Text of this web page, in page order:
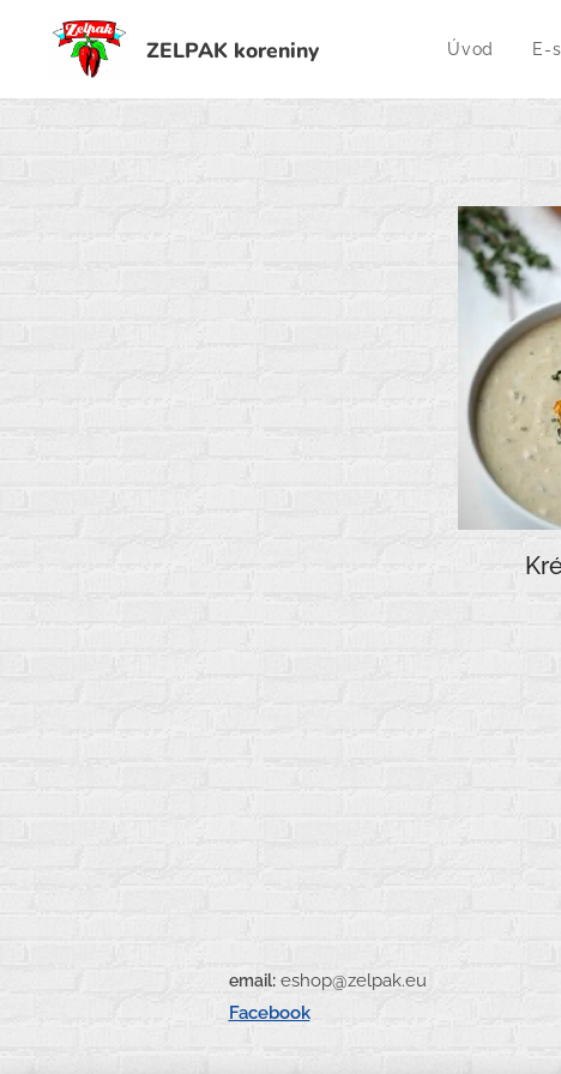
ZELPAK koreniny Úvod E-
email:
Facebook